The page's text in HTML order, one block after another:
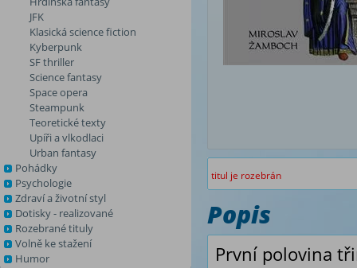
JFK
Klasická science fiction
Kyberpunk
SF thriller
Science fantasy
Space opera
Steampunk
Teoretické texty
Upíři a vlkodlaci
Urban fantasy
Pohádky
Psychologie
Zdraví a životní styl
Dotisky - realizované
Rozebrané tituly
Volně ke stažení
Humor
titul je rozebrán
Popis
První polovina